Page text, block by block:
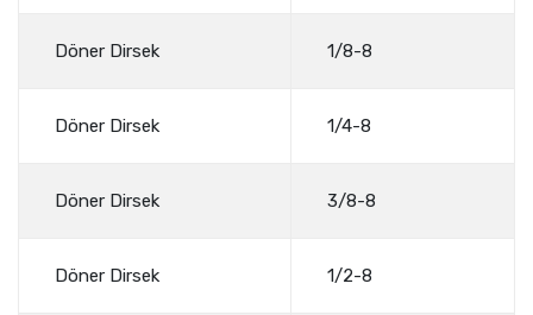
Döner Dirsek 1/8-8
Döner Dirsek 1/4-8
Döner Dirsek 3/8-8
Döner Dirsek 1/2-8